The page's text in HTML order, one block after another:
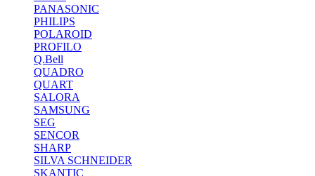
PANASONIC
PHILIPS
POLAROID
PROFILO
Q.Bell
QUADRO
QUART
SALORA
SAMSUNG
SEG
SENCOR
SHARP
SILVA SCHNEIDER
SKANTIC